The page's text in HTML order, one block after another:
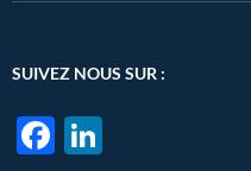
SUIVEZ NOUS SUR :
F